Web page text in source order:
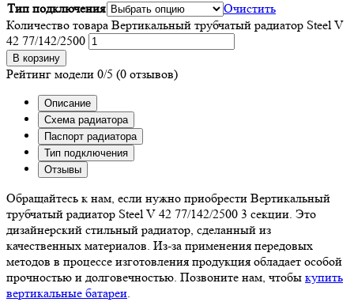
Тип подключения
Очистить
Количество товара Вертикальный трубчатый радиатор Steel V
42 77/142/2500
В корзину
Рейтинг модели 0/5 (0 отзывов)
Описание
Схема радиатора
Паспорт радиатора
Тип подключения
Отзывы
Обращайтесь к нам, если нужно приобрести Вертикальный
трубчатый радиатор Steel V 42 77/142/2500 3 секции. Это
дизайнерский стильный радиатор, сделанный из
качественных материалов. Из-за применения передовых
методов в процессе изготовления продукция обладает особой
прочностью и долговечностью. Позвоните нам, чтобы купить
вертикальные батареи